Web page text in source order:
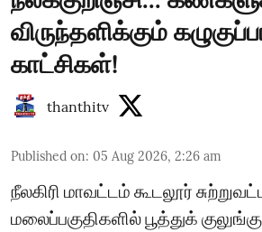
விருந்தளிக்கும்
காட்சிகள்!
thanthitv
Published on: 05 Aug 2026, 2:26 am
நீலகிரி மாவட்டம் கூடலூர்
மலைப்பகுதிகளில் பூத்துக்